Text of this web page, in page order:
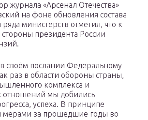
журнала «Арсенал Отечества»
на фоне обновления состава
ряда министерств отметил, что к
президента России
своём послании Федеральному
раз в области обороны страны,
комплекса и
отношений мы добились
успеха. В принципе
мерами за прошедшие годы во